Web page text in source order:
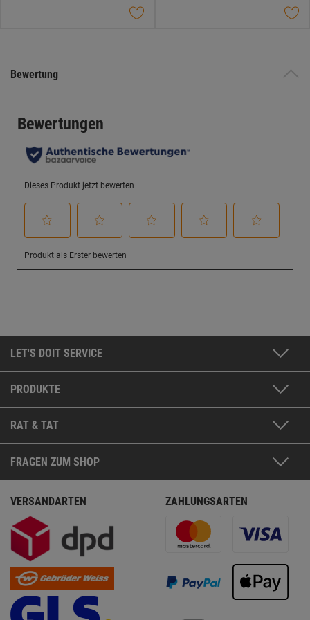
Bewertung
LET'S DOIT SERVICE
PRODUKTE
RAT & TAT
FRAGEN ZUM SHOP
VERSANDARTEN ZAHLUNGSARTEN